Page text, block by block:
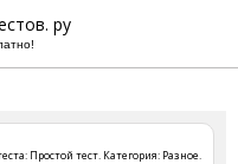
ру
Простой тест. Категория: Разное.